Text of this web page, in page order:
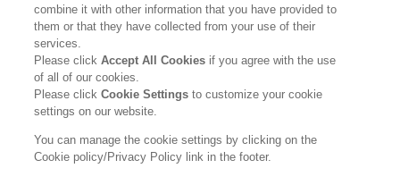
Home 花王について
サステナビリティ イノベーション
ブランド 投資家情報
ニュースルーム 採用情報
combine it with other information that you have provided to
them or that they have collected from your use of their
services.
Please clickAccept All Cookies if you agree with the use
of all of our cookies.
Please clickCookie Settingsto customize your cookie
settings on our website.
You can manage the cookie settings by clicking on the
Cookie policy/Privacy Policy link in the footer.